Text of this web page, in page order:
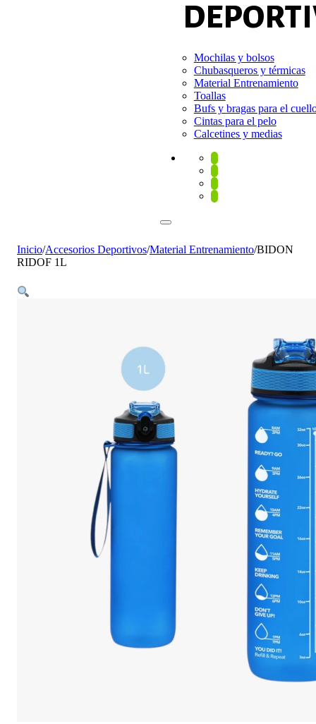
Mochilas y bolsos
Chubasqueros y térmicas
Material Entrenamiento
Toallas
Bufs y bragas para el
Cintas para el pelo
Calcetines y medias
Inicio/Accesorios Deportivos/Material Entrenamiento/BIDON
RIDOF 1L